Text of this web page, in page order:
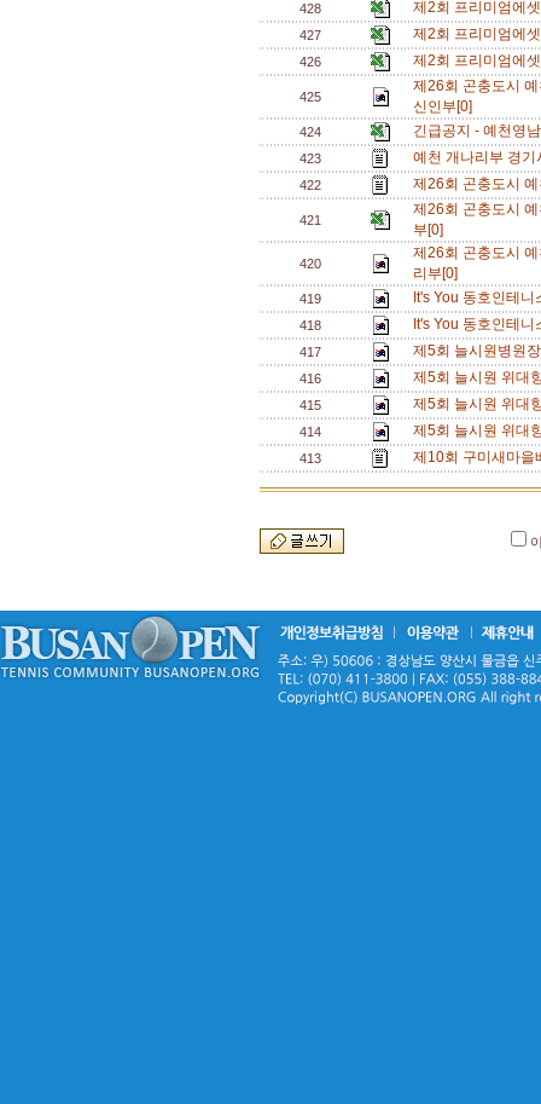
428 제2회 프리미엄에
427 제2회 프리미엄에
426 제2회 프리미엄에
425
제26회 곤충도시
신인부[0]
424 긴급공지 - 예천영
423 예천 개나리부 경
422 제26회 곤충도시
421
제26회 곤충도시
부[0]
420
제26회 곤충도시
리부[0]
419 It's You 동호인테
418 It's You 동호인테
417 제5회 늘시원병원
416 제5회 늘시원 위대
415 제5회 늘시원 위대
414 제5회 늘시원 위대
413 제10회 구미새마